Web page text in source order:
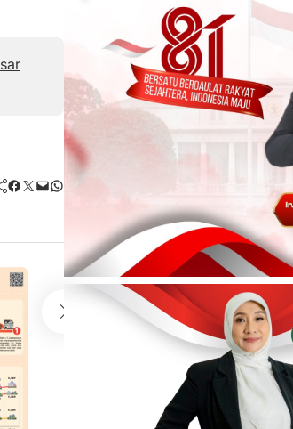
Facebook Twitter Mail WhatsApp
Ekonomi
BI Dorong Kerangka Kebijakan
Terintegrasi Hadapi
Fragmentasi Global dan
4 Agustus 2026